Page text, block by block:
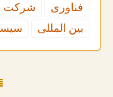
فناوری شركت
بین المللی